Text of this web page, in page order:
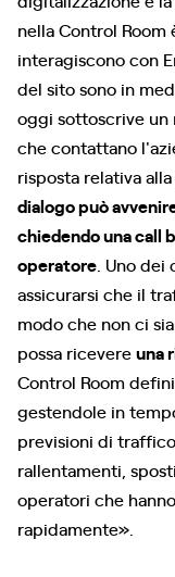
nella Control
interagiscono con
del sito sono in
oggi sottoscrive un
che contattano
risposta relativa
dialogo può
chiedendo una call
operatore . Uno
assicurarsi che il
modo che non ci
possa ricevereuna
Control Room
gestendole in
previsioni di
rallentamenti,
operatori che
rapidamente».